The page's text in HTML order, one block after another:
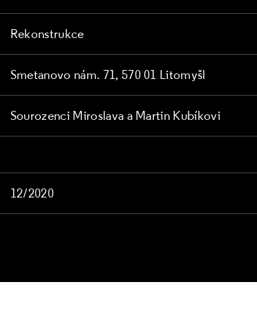
Rekonstrukce
Smetanovo nám. 71, 570 01 Litomyšl
Sourozenci Miroslava a Martin Kubíkovi
12/2020